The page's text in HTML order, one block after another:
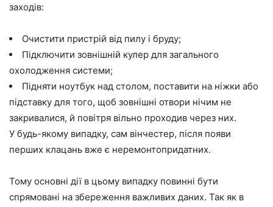
заходів:
Очистити пристрій від пилу і бруду;
Підключити зовнішній кулер для загального
охолодження системи;
Підняти ноутбук над столом, поставити на ніжки або
підставку для того, щоб зовнішні отвори нічим не
закривалися, й повітря вільно проходив через них.
У будь-якому випадку, сам вінчестер, після появи
перших клацань вже є неремонтопридатних.
Тому основні дії в цьому випадку повинні бути
спрямовані на збереження важливих даних. Так як в